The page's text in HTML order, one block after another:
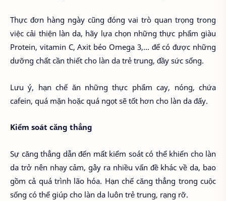
Thực đơn hàng ngày cũng đóng vai trò quan trọng trong
việc cải thiện làn da, hãy lựa chọn những thực phẩm giàu
Protein, vitamin C, Axit béo Omega 3,... để có được những
dưỡng chất cần thiết cho làn da trẻ trung, đầy sức sống.
Lưu ý, hạn chế ăn những thực phẩm cay, nóng, chứa
cafein, quá mặn hoặc quá ngọt sẽ tốt hơn cho làn da đấy.
Kiểm soát căng thẳng
Sự căng thẳng dẫn đến mất kiểm soát có thể khiến cho làn
da trở nên nhạy cảm, gây ra nhiều vấn đề khác về da, bao
gồm cả quá trình lão hóa. Hạn chế căng thẳng trong cuộc
sống có thể giúp cho làn da luôn trẻ trung, rạng rỡ.